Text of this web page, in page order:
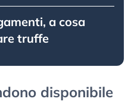
a cosa
truffe
disponibile